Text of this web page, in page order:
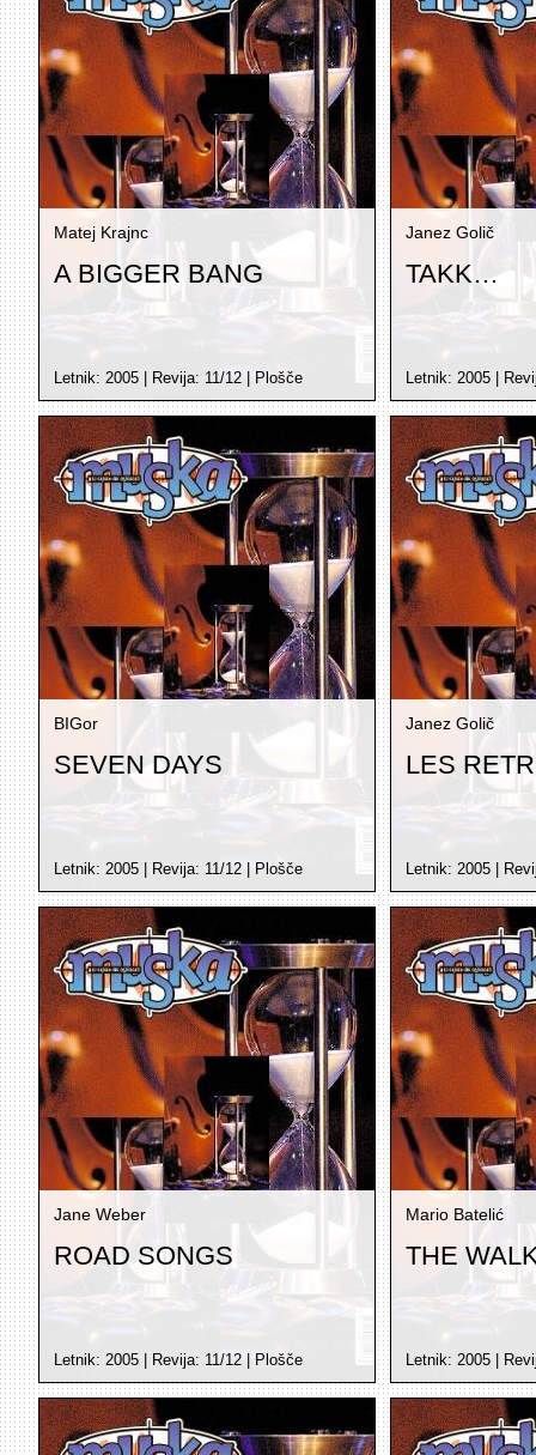
Matej Krajnc
A BIGGER BANG
Letnik: 2005 | Revija: 11/12 Plošče
Janez Golič
TAKK…
Letnik: 2005 |
BIGor
SEVEN DAYS
Letnik: 2005 | Revija: 11/12 Plošče
Janez Golič
LES
Letnik: 2005 |
Jane Weber
ROAD SONGS
Letnik: 2005 | Revija: 11/12 Plošče
Mario Batelić
THE
Letnik: 2005 |